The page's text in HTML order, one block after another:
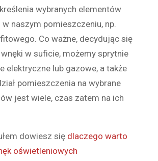
wybranych elementów
naszym pomieszczeniu, np.
Co ważne, decydując się
w suficie, możemy sprytnie
elektryczne lub gazowe, a także
pomieszczenia na wybrane
jest wiele, czas zatem na ich
dowiesz się dlaczego warto
oświetleniowych